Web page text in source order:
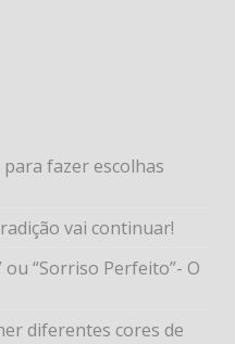
fazer escolhas
vai continuar!
“Sorriso Perfeito”- O
diferentes cores de